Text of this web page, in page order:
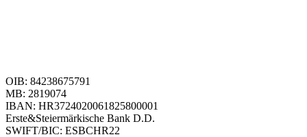
OIB: 84238675791
MB: 2819074
IBAN: HR3724020061825800001
Erste&Steiermärkische Bank D.D.
SWIFT/BIC: ESBCHR22